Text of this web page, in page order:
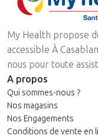
My Health propose
accessible À
nous pour toute
A propos
Qui sommes-nous ?
Nos magasins
Nos Engagements
Conditions de vente en